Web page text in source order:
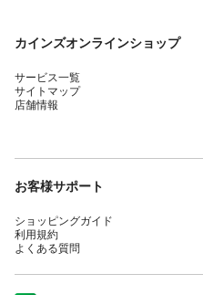
カインズオンラインショップ
サービス一覧
サイトマップ
店舗情報
お客様サポート
ショッピングガイド
利用規約
よくある質問